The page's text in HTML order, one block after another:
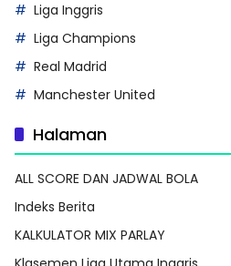
Liga Inggris
Liga Champions
Real Madrid
Manchester United
Halaman
ALL SCORE DAN JADWAL BOLA
Indeks Berita
KALKULATOR MIX PARLAY